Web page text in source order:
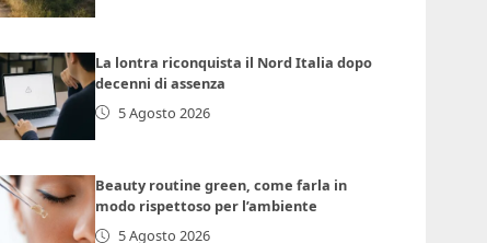
La lontra riconquista il Nord Italia dopo
decenni di assenza
5 Agosto 2026
Beauty routine green, come farla in
modo rispettoso per l’ambiente
5 Agosto 2026